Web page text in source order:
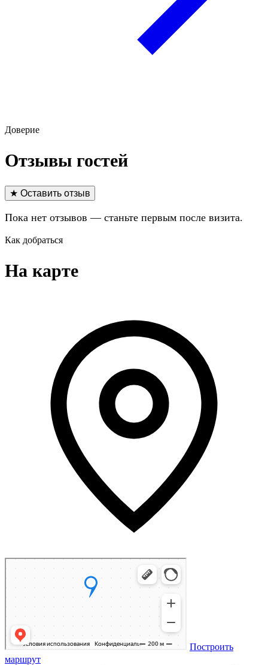
Доверие
Отзывы гостей
★ Оставить отзыв
Пока нет отзывов — станьте первым после визита.
Как добраться
На карте
Построить
маршрут